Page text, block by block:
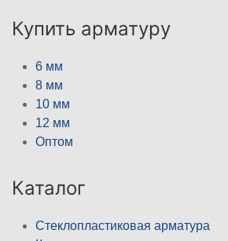
Купить арматуру
6 мм
8 мм
10 мм
12 мм
Оптом
Каталог
Стеклопластиковая арматура